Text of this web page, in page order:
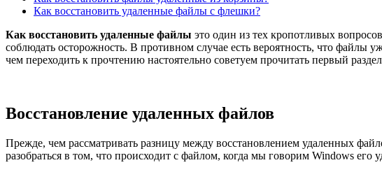
Как восстановить удаленные файлы с флешки?
Как восстановить удаленные файлы это один из тех кропотливых
соблюдать осторожность. В противном случае есть вероятность, что файлы
чем переходить к прочтению настоятельно советуем прочитать первый
Восстановление удаленных файлов
Прежде, чем рассматривать разницу между восстановлением удаленных
разобраться в том, что происходит с файлом, когда мы говорим Windows его